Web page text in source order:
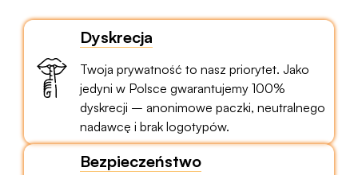
Dyskrecja
Twoja prywatność to nasz priorytet. Jako
jedyni w Polsce gwarantujemy 100%
dyskrecji – anonimowe paczki, neutralnego
nadawcę i brak logotypów.
Bezpieczeństwo